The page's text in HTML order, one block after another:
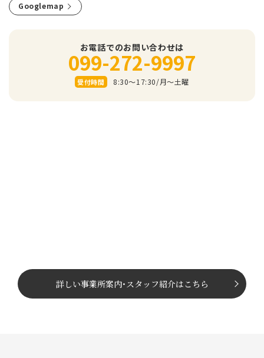
Googlemap
お電話でのお問い合わせは
099-272-9997
受付時間 8:30～17:30/⽉〜⼟曜
詳しい事業所案内･ スタッフ紹介はこちら